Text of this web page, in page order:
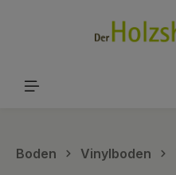
Boden Vinylboden